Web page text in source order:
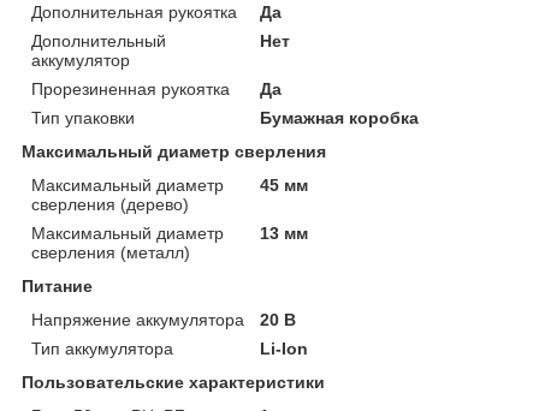
Дополнительная рукоятка
Да
Дополнительный
аккумулятор
Нет
Прорезиненная рукоятка
Да
Тип упаковки
Бумажная коробка
Максимальный диаметр сверления
Максимальный диаметр
сверления (дерево)
45 мм
Максимальный диаметр
сверления (металл)
13 мм
Питание
Напряжение аккумулятора
20 В
Тип аккумулятора
Li-Ion
Пользовательские характеристики